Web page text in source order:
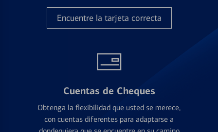
Encuentre la tarjeta correcta
Cuentas de Cheques
Obtenga la flexibilidad que usted se merece,
con cuentas diferentes para adaptarse a